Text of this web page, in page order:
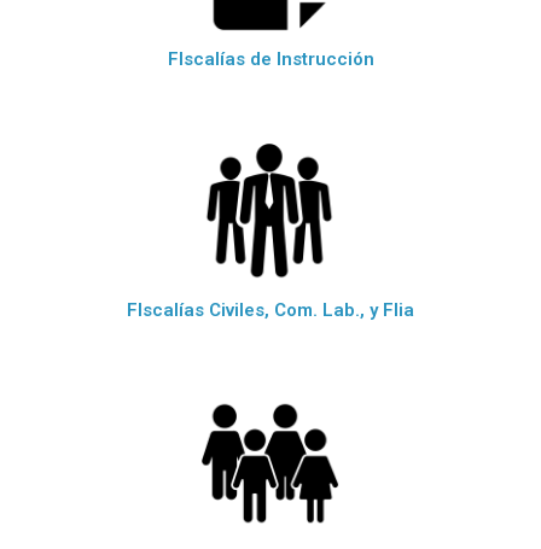
FIscalías de Instrucción
FIscalías Civiles, Com. Lab., y Flia